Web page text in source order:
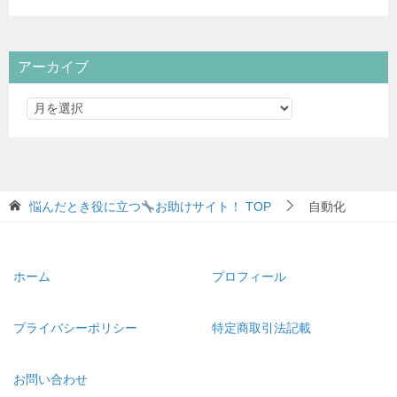
アーカイブ
悩んだとき役に立つ お助けサイト！ TOP 自動化
ホーム プロフィール
プライバシーポリシー 特定商取引法記載
お問い合わせ